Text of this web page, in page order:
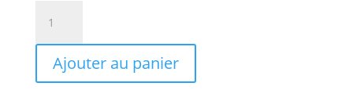
POIGNEE
POUR
MINI
Ajouter au panier